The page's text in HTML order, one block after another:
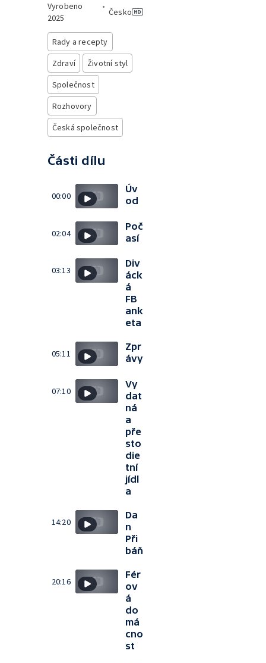
Vyrobeno
2025
•
Česko
Rady a recepty
Zdraví
Životní styl
Společnost
Rozhovory
Česká společnost
Části dílu
00:00
Úv
od
02:04
Poč
así
03:13
Div
áck
á
FB
ank
eta
05:11
Zpr
ávy
07:10
Vy
dat
ná
a
pře
sto
die
tní
jídl
a
14:20
Da
n
Při
báň
20:16
Fér
ov
á
do
má
cno
st